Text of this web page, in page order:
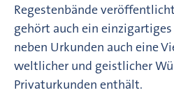
Regestenbände
gehört auch ein
neben Urkunden auch eine
weltlicher und geistlicher
Privaturkunden enthält.